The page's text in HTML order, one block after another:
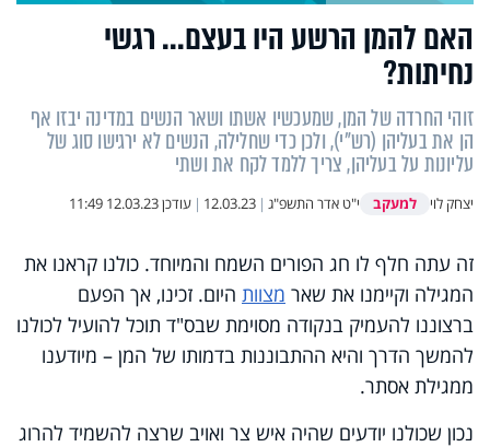
האם להמן הרשע היו בעצם... רגשי
נחיתות?
זוהי החרדה של המן, שמעכשיו אשתו ושאר הנשים במדינה יבזו אף
הן את בעליהן (רש"י), ולכן כדי שחלילה, הנשים לא ירגישו סוג של
עליונות על בעליהן, צריך ללמד לקח את ושתי
יצחק לוי למעקב י"ט אדר התשפ"ג |
12.03.23
| עודכן12.03.23 11:49
זה עתה חלף לו חג הפורים השמח והמיוחד. כולנו קראנו את
המגילה וקיימנו את שאר מצוות היום. זכינו, אך הפעם
ברצוננו להעמיק בנקודה מסוימת שבס"ד תוכל להועיל לכולנו
להמשך הדרך והיא ההתבוננות בדמותו של המן – מיודענו
ממגילת אסתר.
נכון שכולנו יודעים שהיה איש צר ואויב שרצה להשמיד להרוג